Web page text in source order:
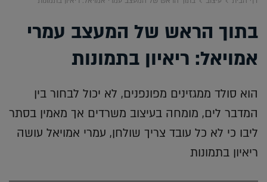
בתוך הראש של המעצב עמרי
אמויאל: ריאיון בתמונות
הוא סולד ממגזינים מפונפנים, לא יכול לבחור בין
המדבר לים, מומחה בעיצוב משרדים אך מאמין בסתר
ליבו כי לא כל עובד צריך שולחן, עמרי אמויאל עושה
ריאיון בתמונות